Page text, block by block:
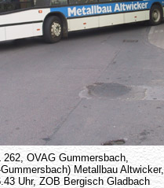
OVAG Gummersbach,
Metallbau Altwicker,
Uhr, ZOB Bergisch Gladbach